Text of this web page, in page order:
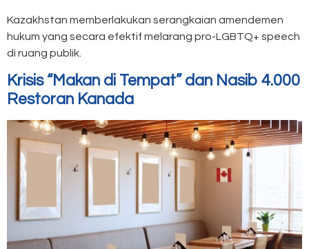
Kazakhstan memberlakukan serangkaian amendemen
hukum yang secara efektif melarang pro-LGBTQ+ speech
di ruang publik.
Krisis “Makan di Tempat” dan Nasib 4.000
Restoran Kanada